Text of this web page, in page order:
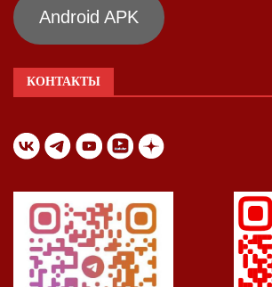
Android APK
КОНТАКТЫ